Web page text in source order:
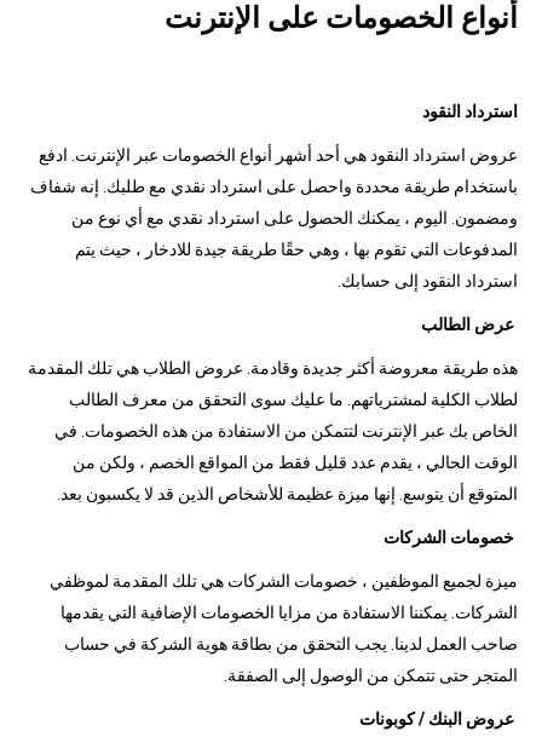
أنواع الخصومات على الإنترنت
استرداد النقود
عروض استرداد النقود هي أحد أشهر أنواع الخصومات عبر الإنترنت. ادفع
باستخدام طريقة محددة واحصل على استرداد نقدي مع طلبك. إنه شفاف
ومضمون. اليوم ، يمكنك الحصول على استرداد نقدي مع أي نوع من
المدفوعات التي تقوم بها ، وهي حقًا طريقة جيدة للادخار ، حيث يتم
استرداد النقود إلى حسابك.
عرض الطالب
هذه طريقة معروضة أكثر جديدة وقادمة. عروض الطلاب هي تلك المقدمة
لطلاب الكلية لمشترياتهم. ما عليك سوى التحقق من معرف الطالب
الخاص بك عبر الإنترنت لتتمكن من الاستفادة من هذه الخصومات. في
الوقت الحالي ، يقدم عدد قليل فقط من المواقع الخصم ، ولكن من
المتوقع أن يتوسع. إنها ميزة عظيمة للأشخاص الذين قد لا يكسبون بعد.
خصومات الشركات
ميزة لجميع الموظفين ، خصومات الشركات هي تلك المقدمة لموظفي
الشركات. يمكننا الاستفادة من مزايا الخصومات الإضافية التي يقدمها
صاحب العمل لدينا. يجب التحقق من بطاقة هوية الشركة في حساب
المتجر حتى تتمكن من الوصول إلى الصفقة.
عروض البنك / كوبونات